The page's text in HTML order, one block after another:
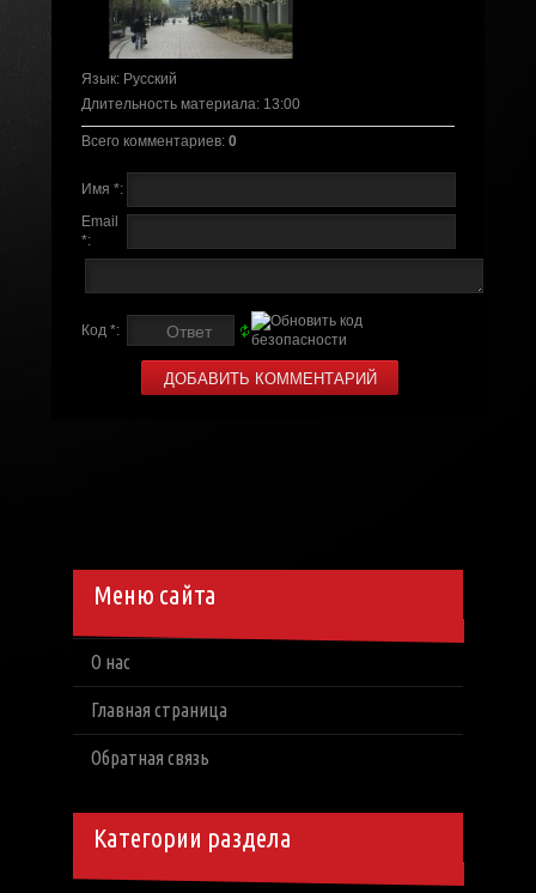
Язык: Русский
Длительность материала: 13:00
Всего комментариев: 0
Имя *:
Email
*:
Код *:
Меню сайта
О нас
Главная страница
Обратная связь
Категории раздела